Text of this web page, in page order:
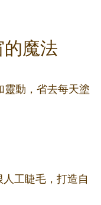
魔法
靈動，省去每天塗
工睫毛，打造自